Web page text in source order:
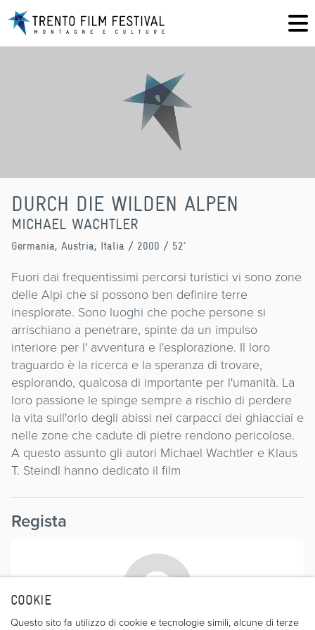
COOKIE
Questo sito fa utilizzo di cookie e tecnologie simili, alcune di terze
DURCH DIE WILDEN ALPEN
MICHAEL WACHTLER
Germania, Austria, Italia / 2000 / 52'
Fuori dai frequentissimi percorsi turistici vi sono zone
delle Alpi che si possono ben definire terre
inesplorate. Sono luoghi che poche persone si
arrischiano a penetrare, spinte da un impulso
interiore per l' avventura e l'esplorazione. Il loro
traguardo è la ricerca e la speranza di trovare,
esplorando, qualcosa di importante per l'umanità. La
loro passione le spinge sempre a rischio di perdere
la vita sull'orlo degli abissi nei carpacci dei ghiacciai e
nelle zone che cadute di pietre rendono pericolose.
A questo assunto gli autori Michael Wachtler e Klaus
T. Steindl hanno dedicato il film
Regista